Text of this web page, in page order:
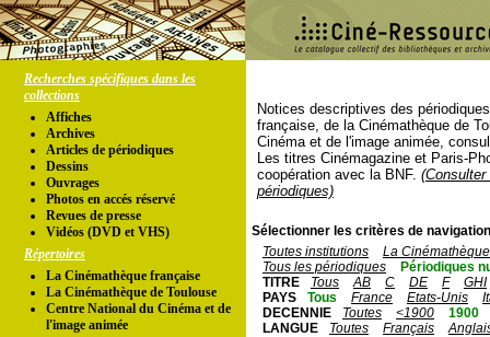
Recherches spécifiques dans les
collections
Affiches
Archives
Articles de périodiques
Dessins
Ouvrages
Photos en accés réservé
Revues de presse
Vidéos (DVD et VHS)
Répertoires
La Cinémathèque française
La Cinémathèque de Toulouse
Centre National du Cinéma et de
l'image animée
Notices descriptives des
française, de la Cinémathèque de
Cinéma et de l'image animée,
Les titres Cinémagazine et Paris-
coopération avec la BNF.
périodiques)
Sélectionner les critères de
Toutes institutions
La
Tous les périodiques
Périodiques
TITRE
Tous AB C DE F
GHI
PAYS
Tous France Etats-Unis
DECENNIE
Toutes <1900
1900
LANGUE
Toutes Français